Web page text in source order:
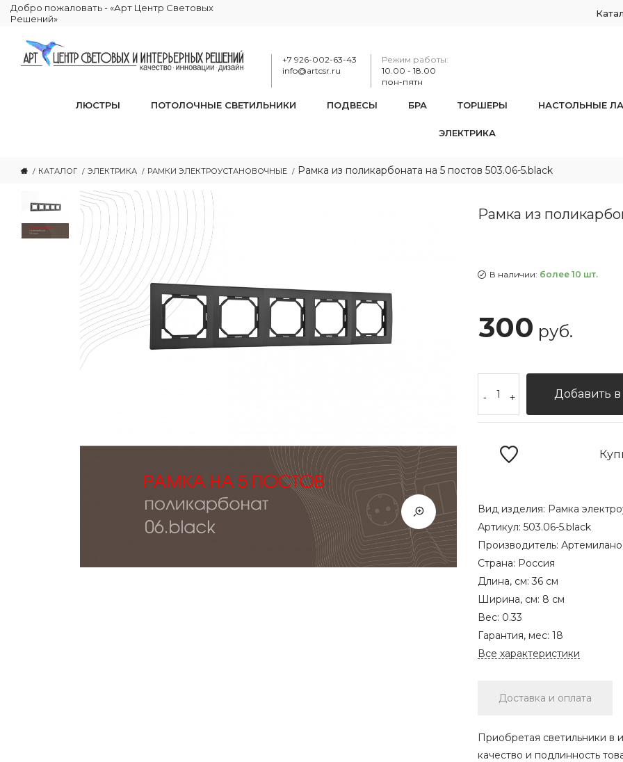
Добро пожаловать - «Арт Центр Световых
Решений»
+7 926-002-63-43
info@artcsr.ru
Режим работы:
10.00 - 18.00
пон-пятн
ЛЮСТРЫ ПОТОЛОЧНЫЕ СВЕТИЛЬНИКИ ПОДВЕСЫ БРА ТОРШЕРЫ НАСТОЛЬНЫЕ
ЭЛЕКТРИКА
КАТАЛОГ ЭЛЕКТРИКА РАМКИ ЭЛЕКТРОУСТАНОВОЧНЫЕ Рамка из поликарбоната на 5 постов 503.06-5.black
Рамка из
В наличии: более 10 шт.
300 руб.
- + Добавить
Вид изделия: Рамка
Артикул: 503.06-5.black
Производитель: Артемилано
Страна: Россия
Длина, см:36 см
Ширина, см: 8 см
Вес: 0.33
Гарантия, мес: 18
Все характеристики
Доставка и оплата
Приобретая светильники в
качество и подлинность